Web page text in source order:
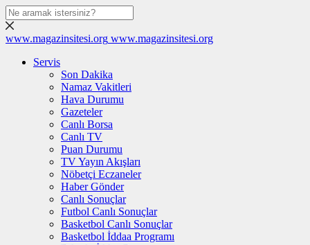
www.magazinsitesi.org www.magazinsitesi.org
Servis
Son Dakika
Namaz Vakitleri
Hava Durumu
Gazeteler
Canlı Borsa
Canlı TV
Puan Durumu
TV Yayın Akışları
Nöbetçi Eczaneler
Haber Gönder
Canlı Sonuçlar
Futbol Canlı Sonuçlar
Basketbol Canlı Sonuçlar
Basketbol İddaa Programı